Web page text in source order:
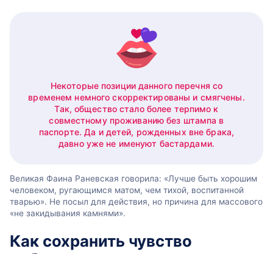
Некоторые позиции данного перечня со
временем немного скорректированы и смягчены.
Так, общество стало более терпимо к
совместному проживанию без штампа в
паспорте. Да и детей, рожденных вне брака,
давно уже не именуют бастардами.
Великая Фаина Раневская говорила: «Лучше быть хорошим
человеком, ругающимся матом, чем тихой, воспитанной
тварью». Не посыл для действия, но причина для массового
«не закидывания камнями».
Как сохранить чувство